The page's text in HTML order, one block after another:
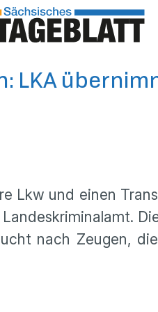
LKA
Lkw und einen
nach Zeugen,